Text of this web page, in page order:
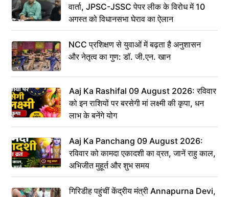
वार्ता, JPSC-JSSC पेपर लीक के विरोध में 10
अगस्त को विधानसभा घेराव का ऐलान
NCC प्रशिक्षण से युवाओं में बढ़ता है अनुशासन
और नेतृत्व का गुण: डॉ. जी.एन. खान
Aaj Ka Rashifal 09 August 2026: रविवार
को इन राशियों पर बरसेगी मां लक्ष्मी की कृपा, धन
लाभ के बनेंगे योग
Aaj Ka Panchang 09 August 2026:
रविवार को कामदा एकादशी का व्रत, जानें राहु काल,
अभिजीत मुहूर्त और शुभ समय
गिरिडीह पहुंचीं केंद्रीय मंत्री Annapurna Devi,